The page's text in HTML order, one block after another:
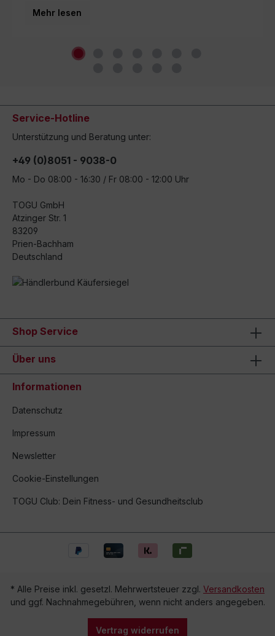
Mehr lesen
Service-Hotline
Unterstützung und Beratung unter:
+49 (0)8051 - 9038-0
Mo - Do 08:00 - 16:30 / Fr 08:00 - 12:00 Uhr
TOGU GmbH
Atzinger Str. 1
83209
Prien-Bachham
Deutschland
Shop Service
Über uns
Informationen
Datenschutz
Impressum
Newsletter
Cookie-Einstellungen
TOGU Club: Dein Fitness- und Gesundheitsclub
* Alle Preise inkl. gesetzl. Mehrwertsteuer zzgl. Versandkosten
und ggf. Nachnahmegebühren, wenn nicht anders angegeben.
Vertrag widerrufen